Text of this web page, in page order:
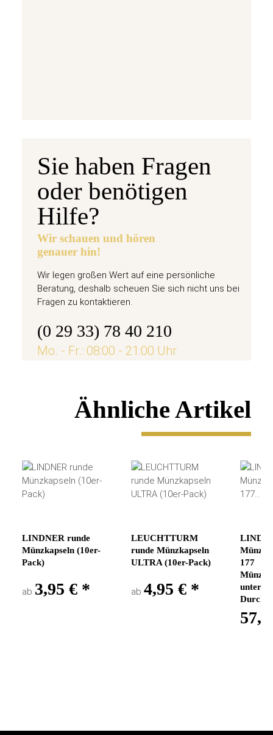
Sie haben Fragen
oder benötigen
Hilfe?
Wir schauen und hören
genauer hin!
Wir legen großen Wert auf eine persönliche
Beratung, deshalb scheuen Sie sich nicht uns bei
Fragen zu kontaktieren.
(0 29 33) 78 40 210
Mo. - Fr.: 08:00 - 21:00 Uhr
Ähnliche Artikel
LINDNER runde
Münzkapseln (10er-
Pack)
ab 3,95 € *
LEUCHTTURM
runde Münzkapseln
ULTRA (10er-Pack)
ab 4,95 € *
177